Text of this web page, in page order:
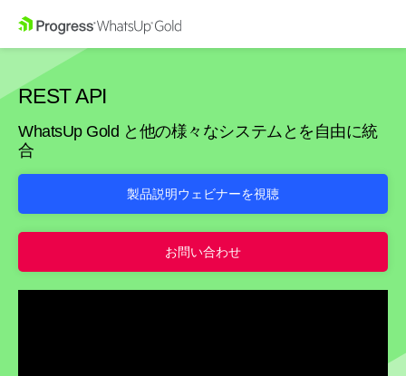
REST API
WhatsUp Gold と他の様々なシステムとを自由に統
合
製品説明ウェビナーを視聴
お問い合わせ